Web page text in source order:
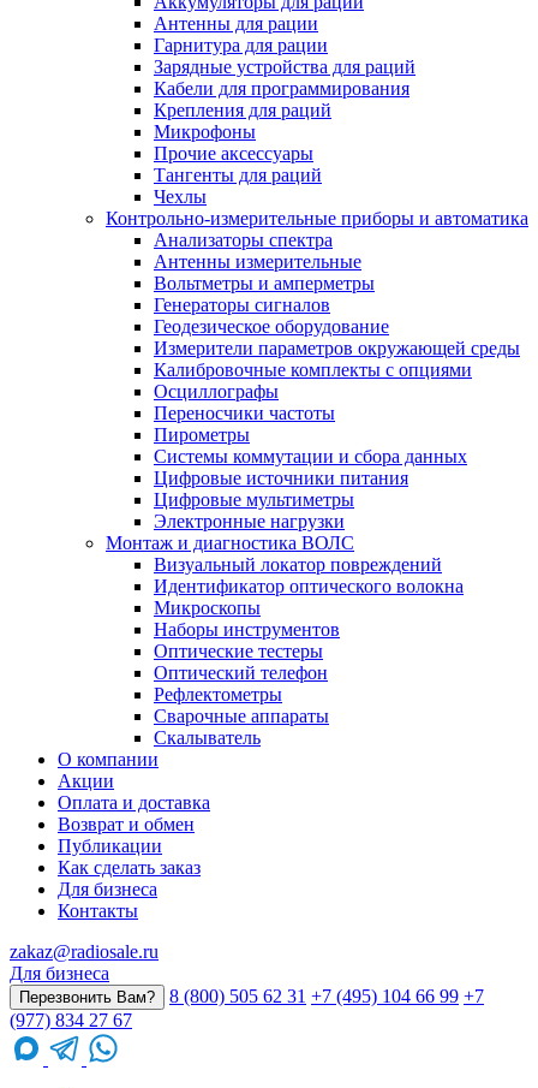
Антенны для рации
Гарнитура для рации
Зарядные устройства для раций
Кабели для программирования
Крепления для раций
Микрофоны
Прочие аксессуары
Тангенты для раций
Чехлы
Контрольно-измерительные приборы и автоматика
Анализаторы спектра
Антенны измерительные
Вольтметры и амперметры
Генераторы сигналов
Геодезическое оборудование
Измерители параметров окружающей среды
Калибровочные комплекты с опциями
Осциллографы
Переносчики частоты
Пирометры
Системы коммутации и сбора данных
Цифровые источники питания
Цифровые мультиметры
Электронные нагрузки
Монтаж и диагностика ВОЛС
Визуальный локатор повреждений
Идентификатор оптического волокна
Микроскопы
Наборы инструментов
Оптические тестеры
Оптический телефон
Рефлектометры
Сварочные аппараты
Скалыватель
О компании
Акции
Оплата и доставка
Возврат и обмен
Публикации
Как сделать заказ
Для бизнеса
Контакты
zakaz@radiosale.ru
Для бизнеса
Перезвонить Вам? 8 (800) 505 62 31 +7 (495) 104 66 99 +7
(977) 834 27 67